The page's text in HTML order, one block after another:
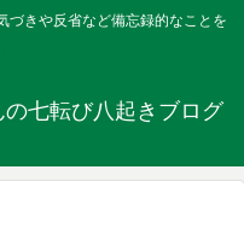
づきや反省など備忘録的なことを
七転び八起きブログ